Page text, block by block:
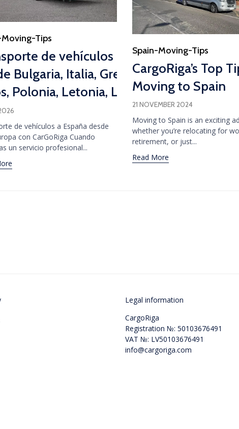
Francia, Alemania, Bélgica, Países
Finlandia y Suecia
Tips
de vehículos
Bulgaria, Italia, Grecia, Francia,
Polonia, Letonia, Lituania, Estonia,
de vehículos a España desde
con CarGoRiga Cuando
un servicio profesional...
Category
Spain-Moving-Tips
CargoRiga’s Top
Moving to Spain
21 NOVEMBER 2024
Moving to Spain is an exciting
whether you’re relocating for
retirement, or just...
Read More
Legal information
CargoRiga
Registration №: 50103676491
VAT №: LV50103676491
info@cargoriga.com